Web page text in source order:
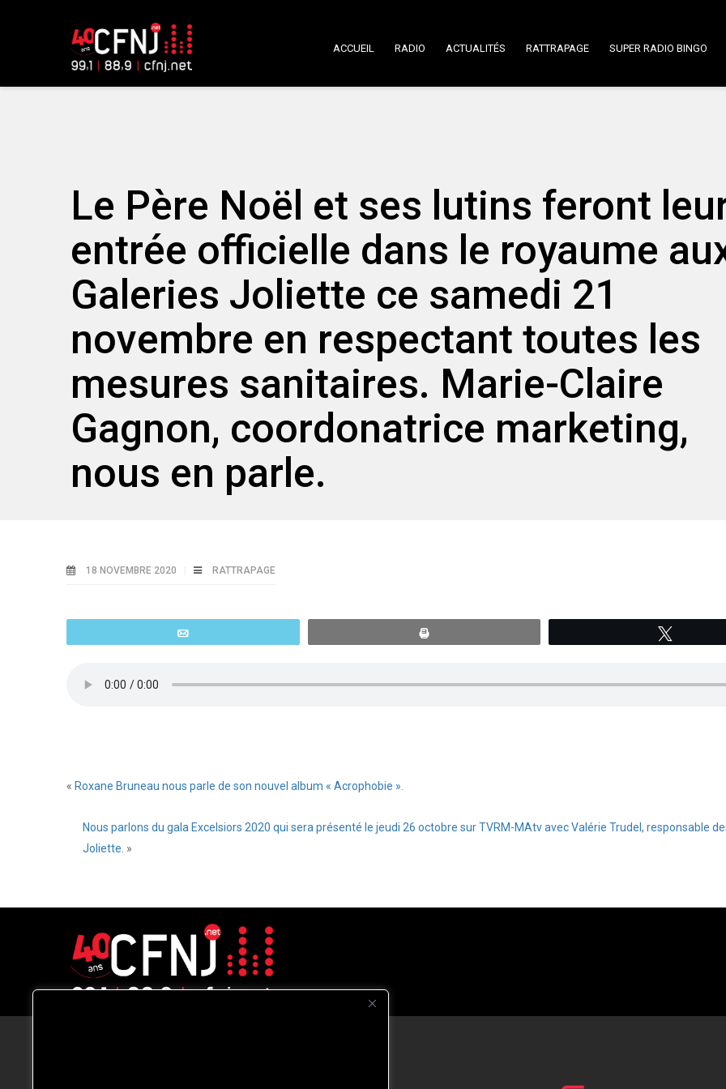
ACCUEIL RADIO ACTUALITÉS RATTRAPAGE SUPER RADIO BINGO
Le Père Noël et ses lutins feront
entrée officielle dans le royaume
Galeries Joliette ce samedi 21
novembre en respectant toutes les
mesures sanitaires. Marie-Claire
Gagnon, coordonatrice marketing,
nous en parle.
18 NOVEMBRE 2020 RATTRAPAGE
« Roxane Bruneau nous parle de son nouvel album « Acrophobie ».
Nous parlons du gala Excelsiors 2020 qui sera présenté le jeudi 26 octobre sur TVRM-MAtv avec Valérie Trudel, responsable
Joliette. »